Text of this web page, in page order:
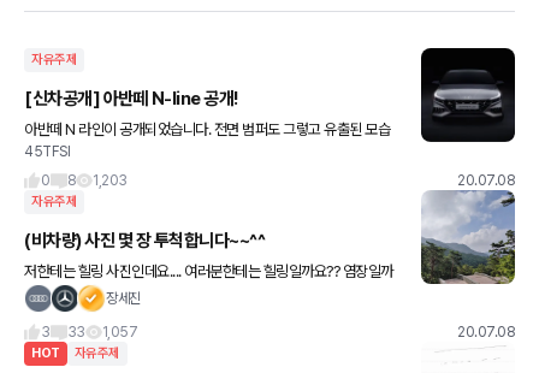
자유주제
[신차공개] 아반떼 N-line 공개!
아반떼 N 라인이 공개되었습니다. 전면 범퍼도 그렇고 유출된 모습
그대로네요. N이 아니라 N라인으로 나오긴 했지만 그래도 상당히 마
음에 듭니다. 쏘나타, 그랜저는 정말 못생겨보였는데 아반떼
45TFSI
0
8 1,203 20.07.08
자유주제
(비차량) 사진 몇 장 투척합니다~~^^
저한테는 힐링 사진인데요.... 여러분한테는 힐링일까요?? 염장일까
요?? ㅋㅋ 빠른 짧은 저만의 휴가 왔습니다~ 그러나 내일 바로 생업
장세진
3
33 1,057 20.07.08
HOT 자유주제